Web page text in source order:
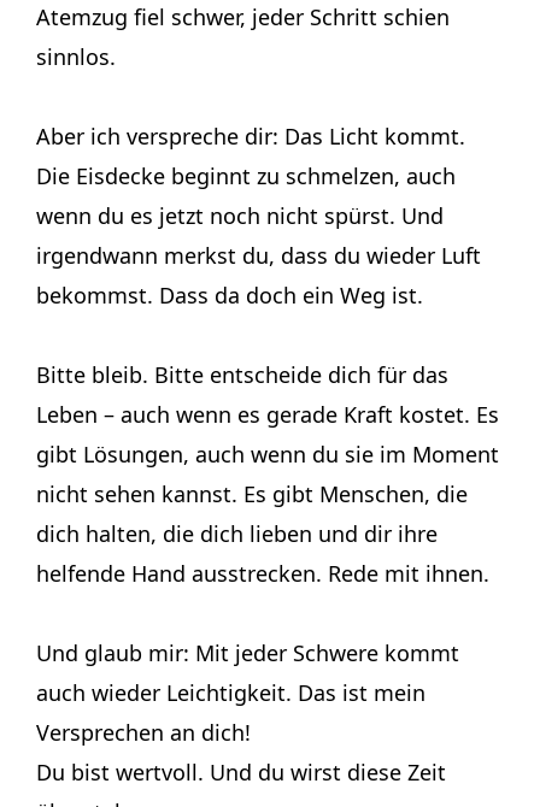
Atemzug fiel schwer, jeder Schritt schien
sinnlos.
Aber ich verspreche dir: Das Licht kommt.
Die Eisdecke beginnt zu schmelzen, auch
wenn du es jetzt noch nicht spürst. Und
irgendwann merkst du, dass du wieder Luft
bekommst. Dass da doch ein Weg ist.
Bitte bleib. Bitte entscheide dich für das
Leben – auch wenn es gerade Kraft kostet. Es
gibt Lösungen, auch wenn du sie im Moment
nicht sehen kannst. Es gibt Menschen, die
dich halten, die dich lieben und dir ihre
helfende Hand ausstrecken. Rede mit ihnen.
Und glaub mir: Mit jeder Schwere kommt
auch wieder Leichtigkeit. Das ist mein
Versprechen an dich!
Du bist wertvoll. Und du wirst diese Zeit